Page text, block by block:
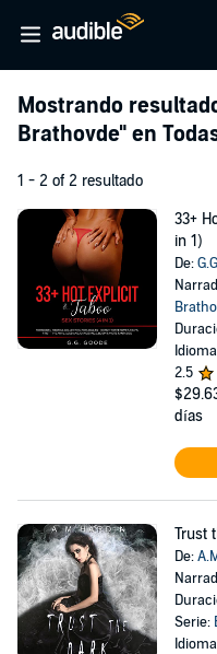
Mostrando
Brathovde" en
1 - 2 of 2 resultado
33+
in 1)
De:
2.5
días
Trust
De:
Serie: